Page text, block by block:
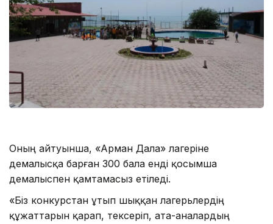
Оның айтуынша, «Арман Дала» лагеріне
демалысқа барған 300 бала енді қосымша
демалыспен қамтамасыз етіледі.
«Біз конкурстан ұтып шыққан лагерьлердің
құжаттарын қарап, тексеріп, ата-аналардың